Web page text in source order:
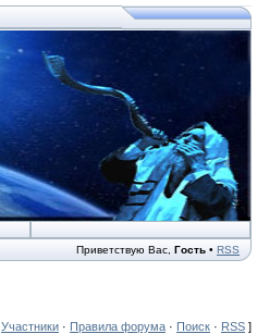
Приветствую Вас Гость • RSS
Участники · Правила форума · Поиск · RSS ]